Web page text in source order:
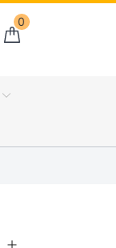
0